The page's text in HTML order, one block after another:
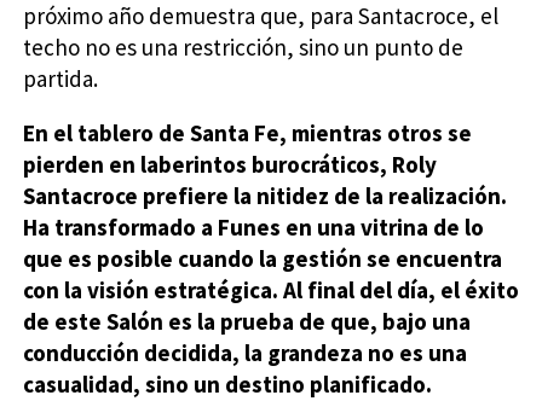
próximo año demuestra que, para Santacroce, el
techo no es una restricción, sino un punto de
partida.
En el tablero de Santa Fe, mientras otros se
pierden en laberintos burocráticos, Roly
Santacroce prefiere la nitidez de la realización.
Ha transformado a Funes en una vitrina de lo
que es posible cuando la gestión se encuentra
con la visión estratégica. Al final del día, el éxito
de este Salón es la prueba de que, bajo una
conducción decidida, la grandeza no es una
casualidad, sino un destino planificado.